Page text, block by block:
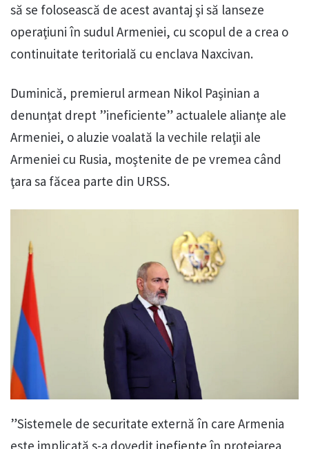
să se folosească de acest avantaj şi să lanseze
operaţiuni în sudul Armeniei, cu scopul de a crea o
continuitate teritorială cu enclava Naxcivan.
Duminică, premierul armean Nikol Paşinian a
denunţat drept ”ineficiente” actualele alianţe ale
Armeniei, o aluzie voalată la vechile relaţii ale
Armeniei cu Rusia, moştenite de pe vremea când
ţara sa făcea parte din URSS.
”Sistemele de securitate externă în care Armenia